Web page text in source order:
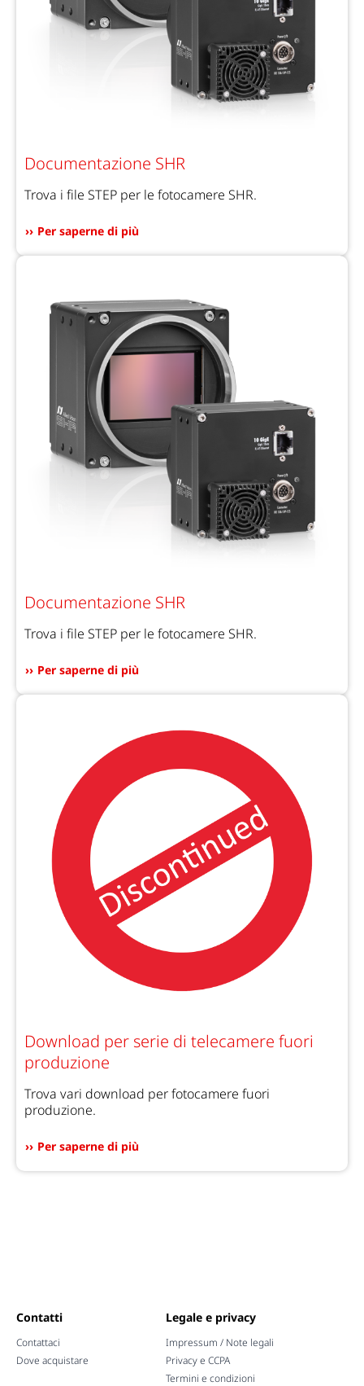
Documentazione SHR
Trova i file STEP per le fotocamere SHR.
Per saperne di più
Documentazione SHR
Trova i file STEP per le fotocamere SHR.
Per saperne di più
Download per serie di telecamere fuori
produzione
Trova vari download per fotocamere fuori
produzione.
Per saperne di più
Contatti
Contattaci
Dove acquistare
Legale e privacy
Impressum / Note legali
Privacy e CCPA
Termini e condizioni